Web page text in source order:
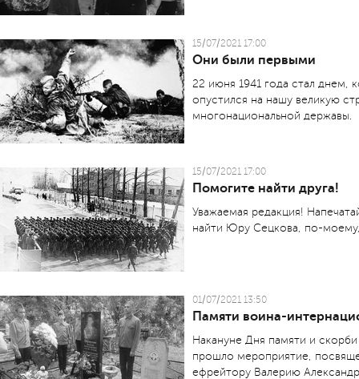
15/07/2021 17:00
Они были первыми
22 июня 1941 года стал днем,
опустился на нашу великую
многонациональной державы.
15/07/2021 17:00
Помогите найти друга!
Уважаемая редакция!
найти Юру Сецкова, по-
01/07/2021 13:50
Памяти воина-
Накануне Дня памяти и
прошло мероприятие,
ефрейтору Валерию